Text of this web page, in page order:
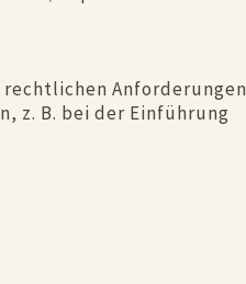
Anforderungen
z. B. bei der Einführung